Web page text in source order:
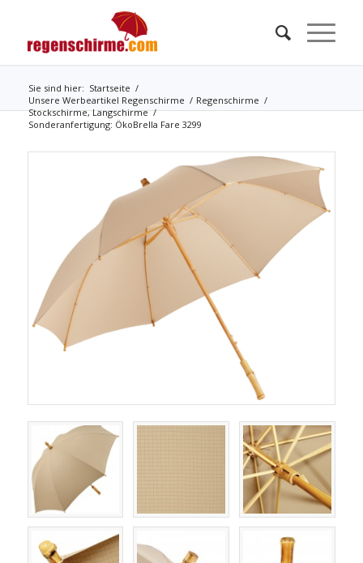
Sie sind hier: Startseite /
Unsere Werbeartikel Regenschirme / Regenschirme /
Stockschirme, Langschirme /
Sonderanfertigung: ÖkoBrella Fare 3299